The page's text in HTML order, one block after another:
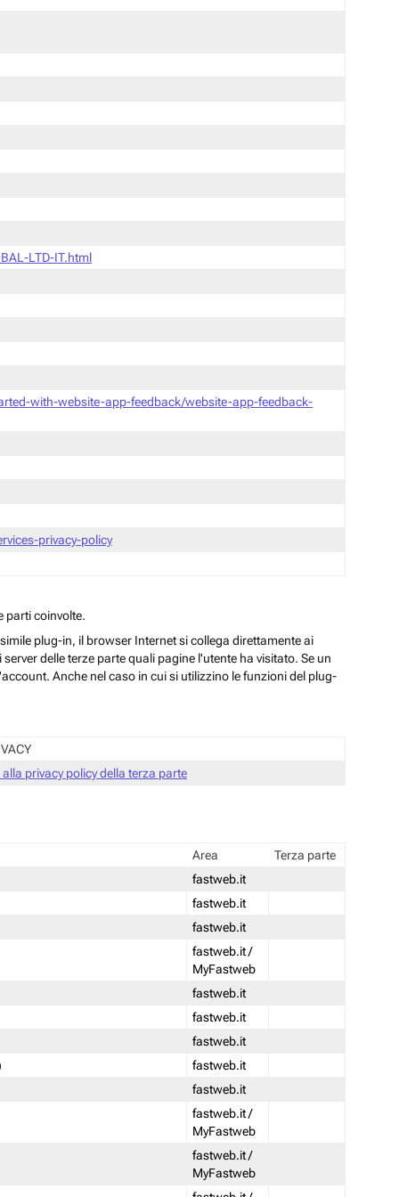
LTD-IT.html
with-website-app-feedback/website-app-feedback-
privacy-policy
parti coinvolte.
plug-in, il browser Internet si collega direttamente ai
delle terze parte quali pagine l'utente ha visitato. Se un
Anche nel caso in cui si utilizzino le funzioni del plug-
alla privacy policy della terza parte
Area
Terza parte
fastweb.it
fastweb.it
fastweb.it
fastweb.it /
MyFastweb
fastweb.it
fastweb.it
fastweb.it
fastweb.it
fastweb.it
fastweb.it /
MyFastweb
fastweb.it /
MyFastweb